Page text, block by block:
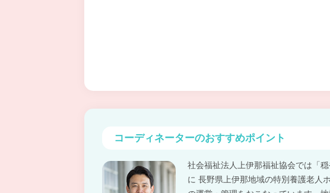
コーディネーターのおすすめポイント
社会福祉法人上伊那福祉協会では「
に 長野県上伊那地域の特別養護老人